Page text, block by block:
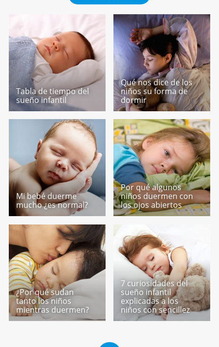
Tabla de tiempo del
sueño infantil
Qué nos dice de los
niños su forma de
dormir
Mi bebé duerme
mucho ¿es normal?
Por qué algunos
niños duermen con
los ojos abiertos
¿Por qué sudan
tanto los niños
mientras duermen?
7 curiosidades del
sueño infantil
explicadas a los
niños con sencillez